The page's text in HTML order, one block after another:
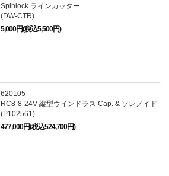
Spinlock ラインカッター
(DW-CTR)
5,000円(税込5,500円)
620105
RC8-8-24V 縦型ウインドラス Cap. & ソレノイド
(P102561)
477,000円(税込524,700円)